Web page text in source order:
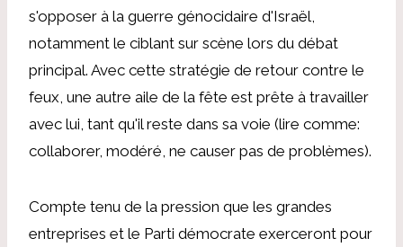
s'opposer à la guerre génocidaire d'Israël,
notamment le ciblant sur scène lors du débat
principal. Avec cette stratégie de retour contre le
feux, une autre aile de la fête est prête à travailler
avec lui, tant qu'il reste dans sa voie (lire comme:
collaborer, modéré, ne causer pas de problèmes).
Compte tenu de la pression que les grandes
entreprises et le Parti démocrate exerceront pour